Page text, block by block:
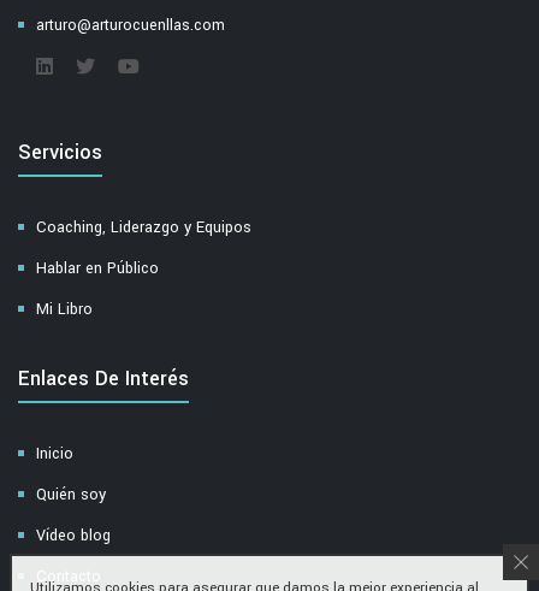
arturo@arturocuenllas.com
Servicios
Coaching, Liderazgo y Equipos
Hablar en Público
Mi Libro
Enlaces De Interés
Inicio
Quién soy
Vídeo blog
Contacto